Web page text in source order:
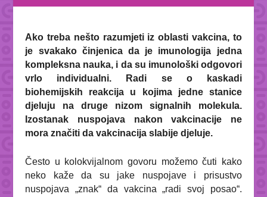
Ako treba nešto razumjeti iz oblasti vakcina, to
je svakako činjenica da je imunologija jedna
kompleksna nauka, i da su imunološki odgovori
vrlo individualni. Radi se o kaskadi
biohemijskih reakcija u kojima jedne stanice
djeluju na druge nizom signalnih molekula.
Izostanak nuspojava nakon vakcinacije ne
mora značiti da vakcinacija slabije djeluje.
Često u kolokvijalnom govoru možemo čuti kako
neko kaže da su jake nuspojave i prisustvo
nuspojava „znak“ da vakcina „radi svoj posao“.